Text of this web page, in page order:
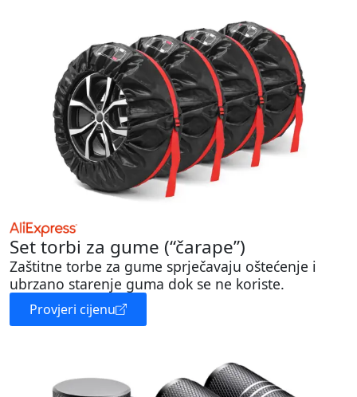
Set torbi za gume (“čarape”)
Zaštitne torbe za gume sprječavaju oštećenje i
ubrzano starenje guma dok se ne koriste.
Provjeri cijenu